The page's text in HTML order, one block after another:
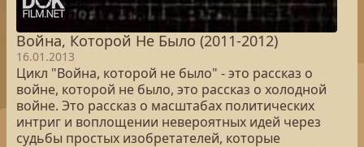
Война, Которой Не Было (2011-2012)
16.01.2013
Цикл "Война, которой не было" - это рассказ о
войне, которой не было, это рассказ о холодной
войне. Это рассказ о масштабах политических
интриг и воплощении невероятных идей через
судьбы простых изобретателей, которые